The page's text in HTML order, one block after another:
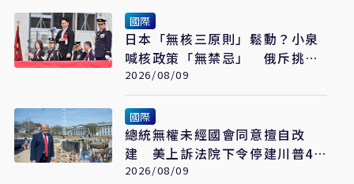
國際
日本「無核三原則」鬆動？小泉
喊核政策「無禁忌」 俄斥挑
釁、北京早警戒
2026/08/09
國際
總統無權未經國會同意擅自改
建 美上訴法院下令停建川普4
億美元白宮宴會廳
2026/08/09